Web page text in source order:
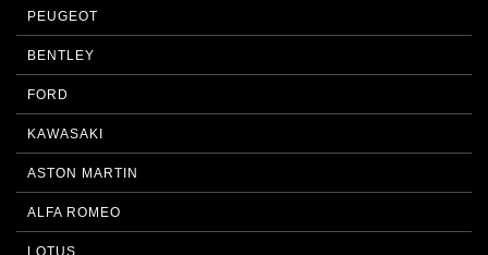
PEUGEOT
BENTLEY
FORD
KAWASAKI
ASTON MARTIN
ALFA ROMEO